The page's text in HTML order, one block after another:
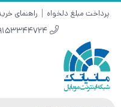
پرداخت مبلغ دلخواه راهنمای
09153344724